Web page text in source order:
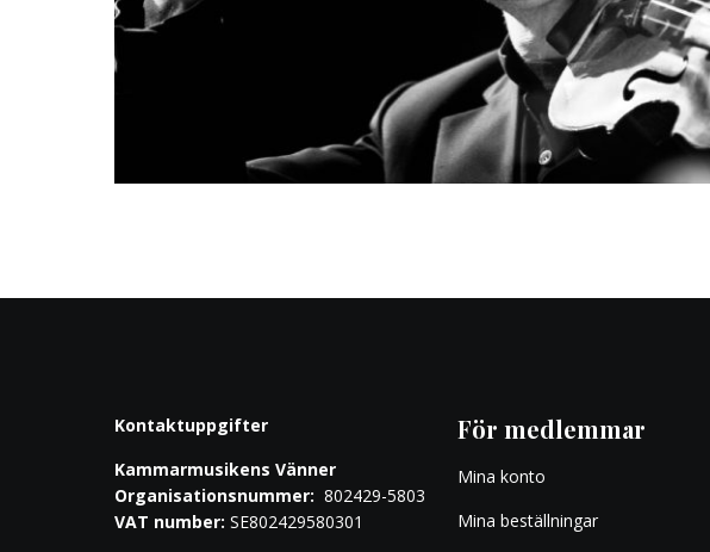
Kontaktuppgifter
Kammarmusikens Vänner
Organisationsnummer: 802429-5803
VAT number: SE802429580301
För medlemmar
Mina konto
Mina beställningar